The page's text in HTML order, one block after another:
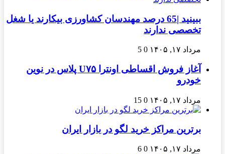
ببینید |65 درصد مهندسان کشاورزی بیکارند یا شغل
تخصصی ندارند
مرداد ۱۷, ۱۴۰۵ 0
5
آغاز فروش اقساطی اونترا U۷۵ پلاس در نوین
خودرو
مرداد ۱۷, ۱۴۰۵ 0
15
برترین مراکز خرید لگو در بازار ایران
مرداد ۱۷, ۱۴۰۵ 0
6